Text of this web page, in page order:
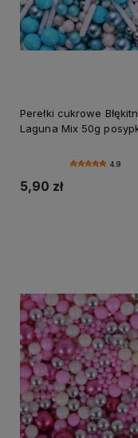
Perełki cukrowe
Laguna Mix 50g
4.9
5,90 zł